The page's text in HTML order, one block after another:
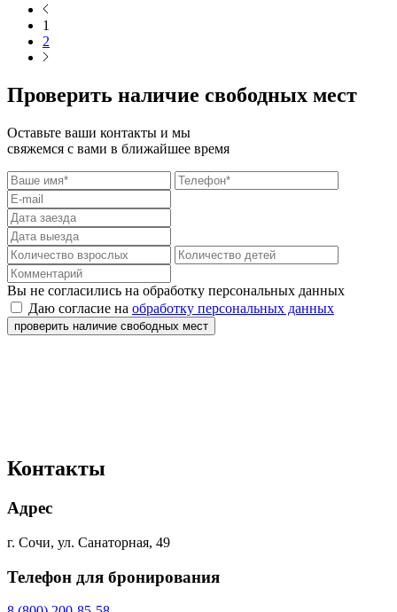
1
2
Проверить наличие свободных мест
Оставьте ваши контакты и мы
свяжемся с вами в ближайшее время
Вы не согласились на обработку персональных данных
Даю согласие на обработку персональных данных
проверить наличие свободных мест
Контакты
Адрес
г. Сочи, ул. Санаторная, 49
Телефон для бронирования